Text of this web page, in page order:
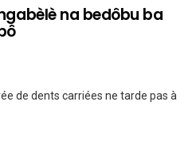
na bedôbu ba
de dents carriées ne tarde pas à